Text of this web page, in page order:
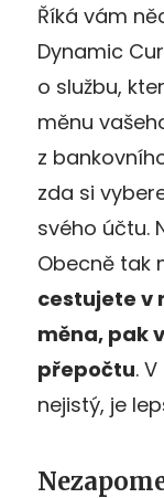
Říká vám
Dynamic
o službu,
měnu
z
zda si
svého účtu.
Obecně tak
cestujete v
měna, pak
přepočtu.
nejistý, je